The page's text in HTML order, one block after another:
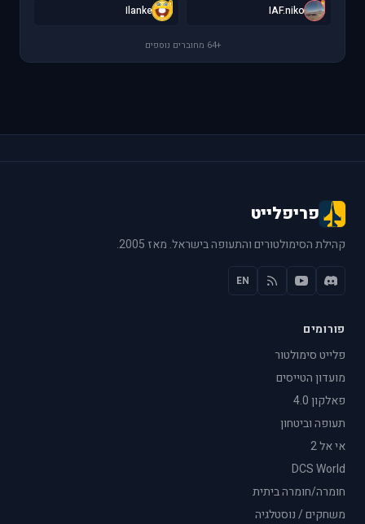
I
IAF.niko
I
Ilanke
+64 מחוברים נוספים
פריפלייט
קהילת הסימולטורים והתעופה בישראל. מאז 2005.
EN
פורומים
פלייט סימולטור
מועדון הטייסים
פאלקון 4.0
תעופה וביטחון
אי אל 2
DCS World
חומרה/חומרה ביתית
משחקים / נוסטלגיה